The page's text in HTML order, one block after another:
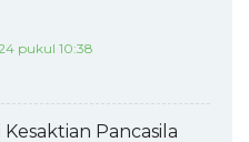
pukul 10:38
Pancasila